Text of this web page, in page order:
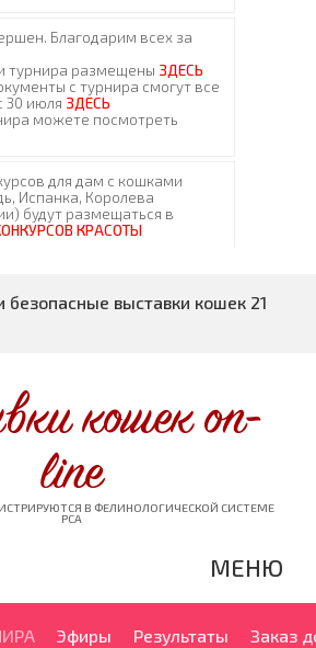
выставки кошек 21
кошек on-
line
В ФЕЛИНОЛОГИЧЕСКОЙ СИСТЕМЕ
PCA
МЕНЮ
Эфиры Результаты Заказ